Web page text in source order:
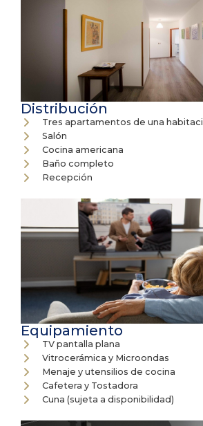
Distribución
Tres apartamentos de una
Salón
Cocina americana
Baño completo
Recepción
Equipamiento
TV pantalla plana
Vitrocerámica y Microondas
Menaje y utensilios de cocina
Cafetera y Tostadora
Cuna (sujeta a disponibilidad)